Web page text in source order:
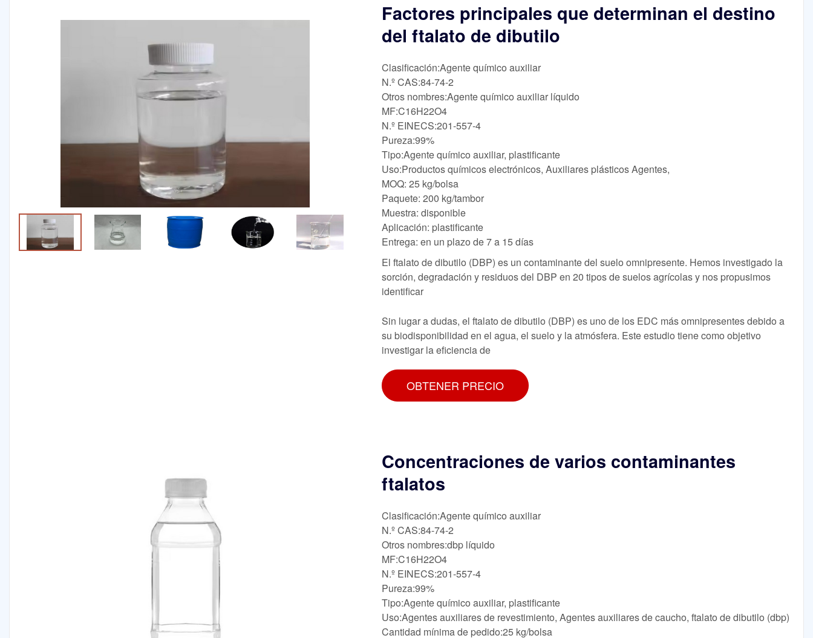
Factores principales que determinan el destino
del ftalato de dibutilo
Clasificación:Agente químico auxiliar
N.º CAS:84-74-2
Otros nombres:Agente químico auxiliar líquido
MF:C16H22O4
N.º EINECS:201-557-4
Pureza:99%
Tipo:Agente químico auxiliar, plastificante
Uso:Productos químicos electrónicos, Auxiliares plásticos Agentes,
MOQ: 25 kg/bolsa
Paquete: 200 kg/tambor
Muestra: disponible
Aplicación: plastificante
Entrega: en un plazo de 7 a 15 días
El ftalato de dibutilo (DBP) es un contaminante del suelo omnipresente. Hemos investigado la
sorción, degradación y residuos del DBP en 20 tipos de suelos agrícolas y nos propusimos
identificar
Sin lugar a dudas, el ftalato de dibutilo (DBP) es uno de los EDC más omnipresentes debido a
su biodisponibilidad en el agua, el suelo y la atmósfera. Este estudio tiene como objetivo
investigar la eficiencia de
OBTENER PRECIO
Concentraciones de varios contaminantes
ftalatos
Clasificación:Agente químico auxiliar
N.º CAS:84-74-2
Otros nombres:dbp líquido
MF:C16H22O4
N.º EINECS:201-557-4
Pureza:99%
Tipo:Agente químico auxiliar, plastificante
Uso:Agentes auxiliares de revestimiento, Agentes auxiliares de caucho, ftalato de dibutilo (dbp)
Cantidad mínima de pedido:25 kg/bolsa